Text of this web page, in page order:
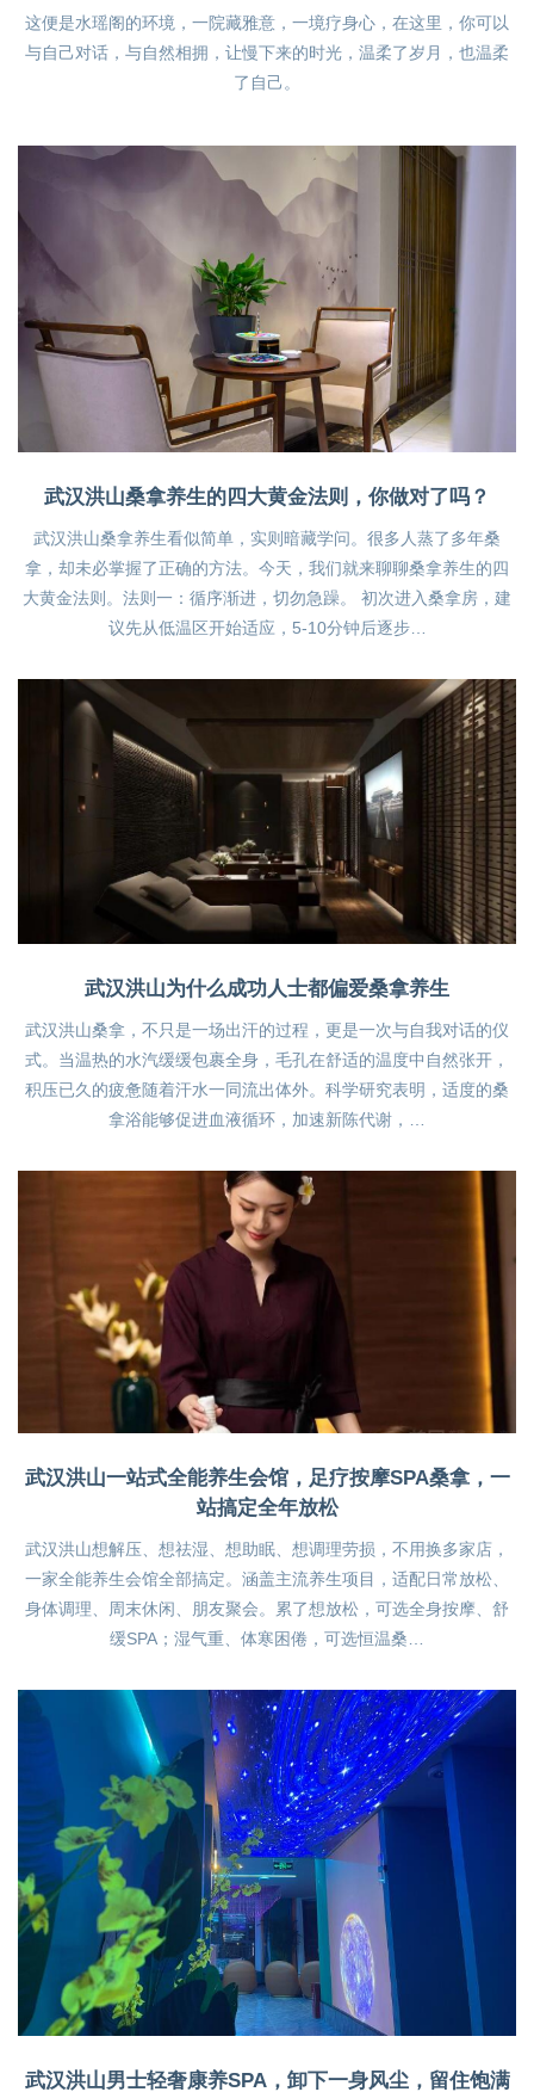
这便是水瑶阁的环境，一院藏雅意，一境疗身心，在这里，你可以
与自己对话，与自然相拥，让慢下来的时光，温柔了岁月，也温柔
了自己。
武汉洪山桑拿养生的四大黄金法则，你做对了吗？
武汉洪山桑拿养生看似简单，实则暗藏学问。很多人蒸了多年桑
拿，却未必掌握了正确的方法。今天，我们就来聊聊桑拿养生的四
大黄金法则。法则一：循序渐进，切勿急躁。 初次进入桑拿房，建
议先从低温区开始适应，5-10分钟后逐步…
武汉洪山为什么成功人士都偏爱桑拿养生
武汉洪山桑拿，不只是一场出汗的过程，更是一次与自我对话的仪
式。当温热的水汽缓缓包裹全身，毛孔在舒适的温度中自然张开，
积压已久的疲惫随着汗水一同流出体外。科学研究表明，适度的桑
拿浴能够促进血液循环，加速新陈代谢，…
武汉洪山一站式全能养生会馆，足疗按摩SPA桑拿，一
站搞定全年放松
武汉洪山想解压、想祛湿、想助眠、想调理劳损，不用换多家店，
一家全能养生会馆全部搞定。涵盖主流养生项目，适配日常放松、
身体调理、周末休闲、朋友聚会。累了想放松，可选全身按摩、舒
缓SPA；湿气重、体寒困倦，可选恒温桑…
武汉洪山男士轻奢康养SPA，卸下一身风尘，留住饱满